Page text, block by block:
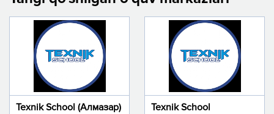
Texnik School (Алмазар)
Texnik School